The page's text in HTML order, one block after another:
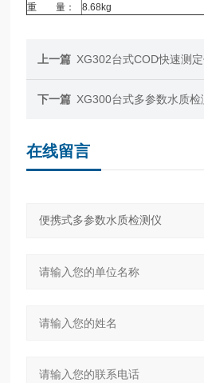
重 量：
8.68kg
上一篇 XG302台式COD快速测
下一篇 XG300台式多参数水质检
在线留言